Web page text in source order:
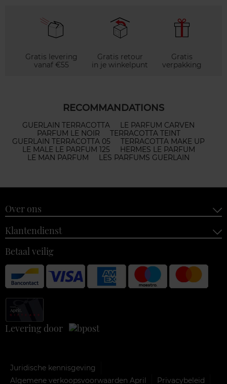
Gratis levering
vanaf €55
Gratis retour
in je winkelpunt
Gratis
verpakking
RECOMMANDATIONS
GUERLAIN TERRACOTTA
LE PARFUM CARVEN
PARFUM LE NOIR
TERRACOTTA TEINT
GUERLAIN TERRACOTTA 05
TERRACOTTA MAKE UP
LE MALE LE PARFUM 125
HERMES LE PARFUM
LE MAN PARFUM
LES PARFUMS GUERLAIN
Over ons
Klantendienst
Betaal veilig
Levering door
Juridische kennisgeving
Algemene verkoopsvoorwaarden April
Privacybeleid